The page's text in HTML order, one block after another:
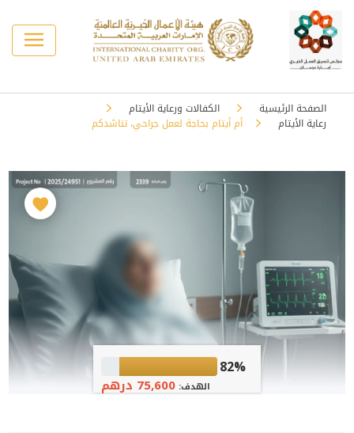
الصفحة الرئيسية
الكفالات ورعاية الأيتام
رعاية الأيتام
أم أيتام بحاجة لعمل جراحي، تناشدكم
82%
الهدف:75,600 درهم